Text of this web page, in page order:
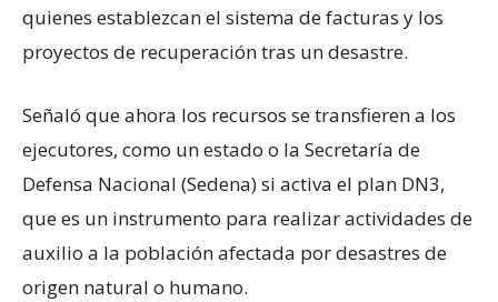
quienes establezcan el sistema de facturas y los
proyectos de recuperación tras un desastre.
Señaló que ahora los recursos se transfieren a los
ejecutores, como un estado o la Secretaría de
Defensa Nacional (Sedena) si activa el plan DN3,
que es un instrumento para realizar actividades de
auxilio a la población afectada por desastres de
origen natural o humano.